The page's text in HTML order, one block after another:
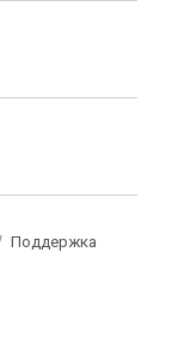
Поддержка